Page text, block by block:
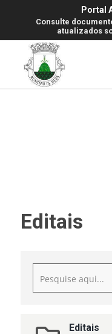
Portal
Consulte
atualizados
Editais